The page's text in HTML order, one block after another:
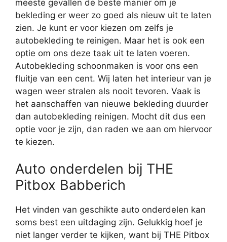
meeste gevallen de beste manier om je
bekleding er weer zo goed als nieuw uit te laten
zien. Je kunt er voor kiezen om zelfs je
autobekleding te reinigen. Maar het is ook een
optie om ons deze taak uit te laten voeren.
Autobekleding schoonmaken is voor ons een
fluitje van een cent. Wij laten het interieur van je
wagen weer stralen als nooit tevoren. Vaak is
het aanschaffen van nieuwe bekleding duurder
dan autobekleding reinigen. Mocht dit dus een
optie voor je zijn, dan raden we aan om hiervoor
te kiezen.
Auto onderdelen bij THE
Pitbox Babberich
Het vinden van geschikte auto onderdelen kan
soms best een uitdaging zijn. Gelukkig hoef je
niet langer verder te kijken, want bij THE Pitbox